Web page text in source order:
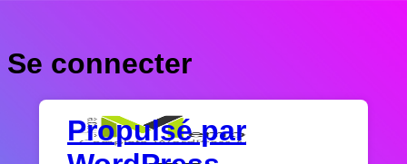
Se connecter
Propulsé par